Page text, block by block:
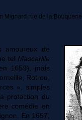
Mignard rue de la Bouquerie
amoureux de
tel Mascarille
1659), mais
Rotrou,
», simples
protection du
comédie en
En 1657,